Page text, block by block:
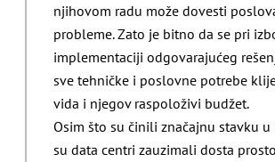
njihovom radu može dovesti
probleme. Zato je bitno da se pri
implementaciji odgovarajućeg
sve tehničke i poslovne potrebe
vida i njegov raspoloživi budžet.
Osim što su činili značajnu stavku u
su data centri zauzimali dosta